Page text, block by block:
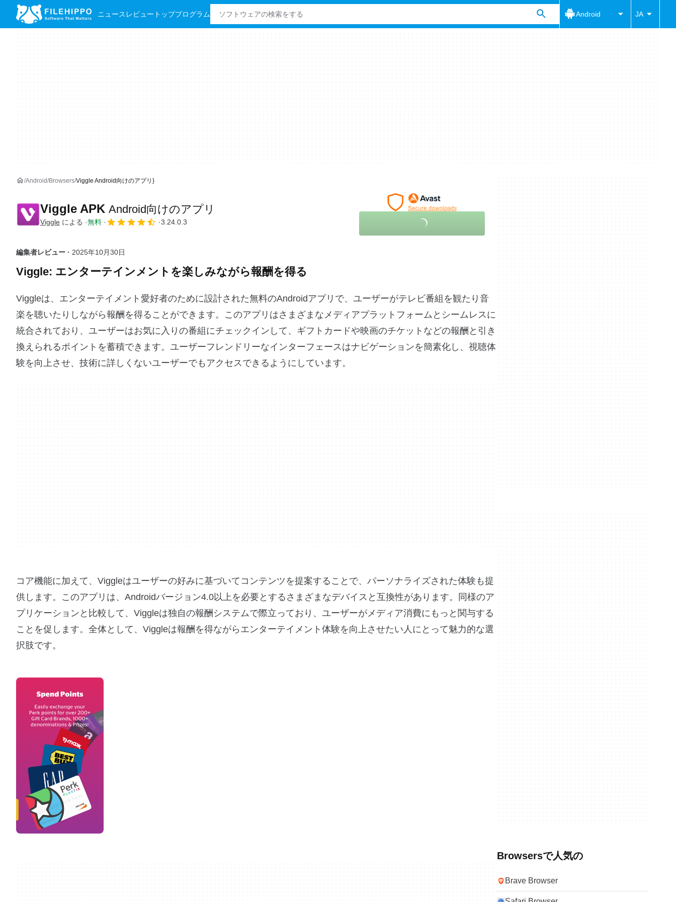
ニュース レビュー トッププログラム Android JA
Android Browsers Viggle Android向けのアプリ}
Viggle APK Android向けのアプリ
Viggle による 無料 3.24.0.3
編集者レビュー · 2025年10月30日
Viggle: エンターテインメントを楽しみながら報酬を得る
Viggleは、エンターテイメント愛好者のために設計された無料のAndroidアプリで、ユーザーがテレビ番組を観たり音
楽を聴いたりしながら報酬を得ることができます。このアプリはさまざまなメディアプラットフォームとシームレスに
統合されており、ユーザーはお気に入りの番組にチェックインして、ギフトカードや映画のチケットなどの報酬と引き
換えられるポイントを蓄積できます。ユーザーフレンドリーなインターフェースはナビゲーションを簡素化し、視聴体
験を向上させ、技術に詳しくないユーザーでもアクセスできるようにしています。
コア機能に加えて、Viggleはユーザーの好みに基づいてコンテンツを提案することで、パーソナライズされた体験も提
供します。このアプリは、Androidバージョン4.0以上を必要とするさまざまなデバイスと互換性があります。同様のア
プリケーションと比較して、Viggleは独自の報酬システムで際立っており、ユーザーがメディア消費にもっと関与する
ことを促します。全体として、Viggleは報酬を得ながらエンターテイメント体験を向上させたい人にとって魅力的な選
択肢です。
Browsersで人気の
Brave Browser